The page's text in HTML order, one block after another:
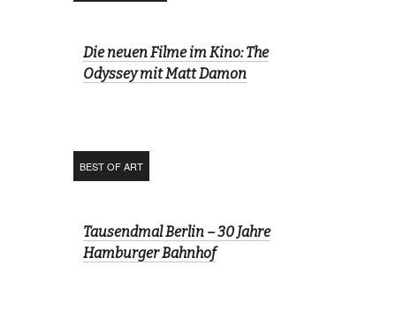
Die neuen Filme im Kino: The
Odyssey mit Matt Damon
BEST OF ART
Tausendmal Berlin – 30 Jahre
Hamburger Bahnhof